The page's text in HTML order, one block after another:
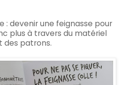
devenir une feignasse pour
plus à travers du matériel
des patrons.